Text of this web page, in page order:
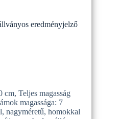
eredményjelző
cm, Teljes magasság
magassága: 7
nagyméretű, homokkal